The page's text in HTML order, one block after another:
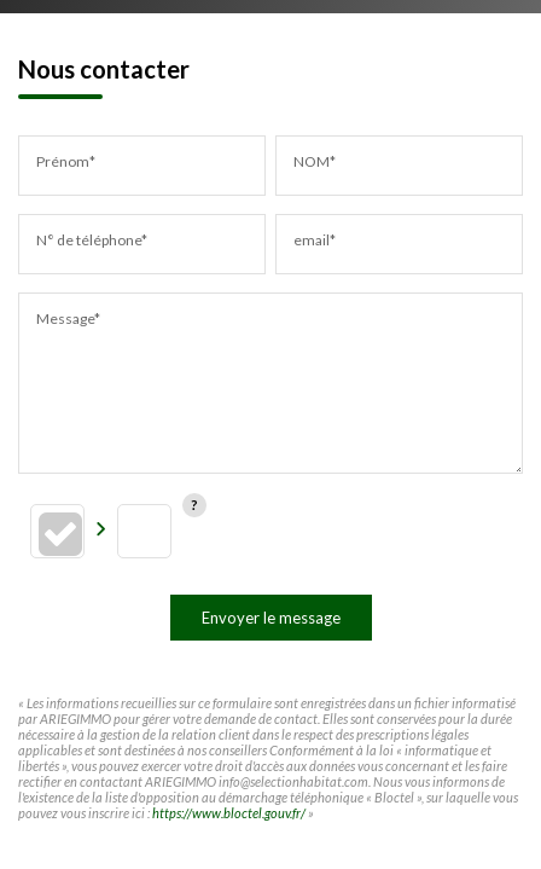
Nous contacter
Prénom* NOM*
N° de téléphone* email*
Message*
Envoyer le message
« Les informations recueillies sur ce formulaire sont enregistrées dans un fichier informatisé
par ARIEGIMMO pour gérer votre demande de contact. Elles sont conservées pour la durée
nécessaire à la gestion de la relation client dans le respect des prescriptions légales
applicables et sont destinées à nos conseillers Conformément à la loi « informatique et
libertés », vous pouvez exercer votre droit d'accès aux données vous concernant et les faire
rectifier en contactant ARIEGIMMO info@selectionhabitat.com. Nous vous informons de
l'existence de la liste d'opposition au démarchage téléphonique « Bloctel », sur laquelle vous
pouvez vous inscrire ici :https://www.bloctel.gouv.fr/»